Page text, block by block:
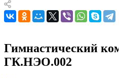
Гимнастический
ГК.НЭО.002